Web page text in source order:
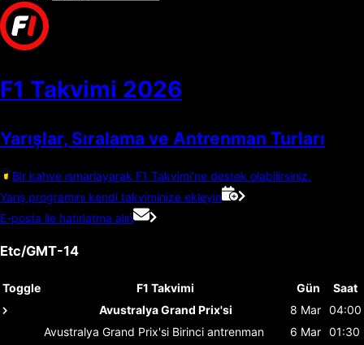
F1 Takvimi 2026
Yarışlar, Sıralama ve Antrenman Turları
Bir kahve ısmarlayarak F1 Takvimi'ne destek olabilirsiniz.
Yarış programını kendi takviminize ekleyin
E-posta ile hatırlatma alın
Etc/GMT-14
Toggle F1 Takvimi Gün
Saat
Avustralya Grand Prix'si
8 Mar 04:00
Avustralya Grand Prix'si Birinci antrenman 6 Mar 01:30